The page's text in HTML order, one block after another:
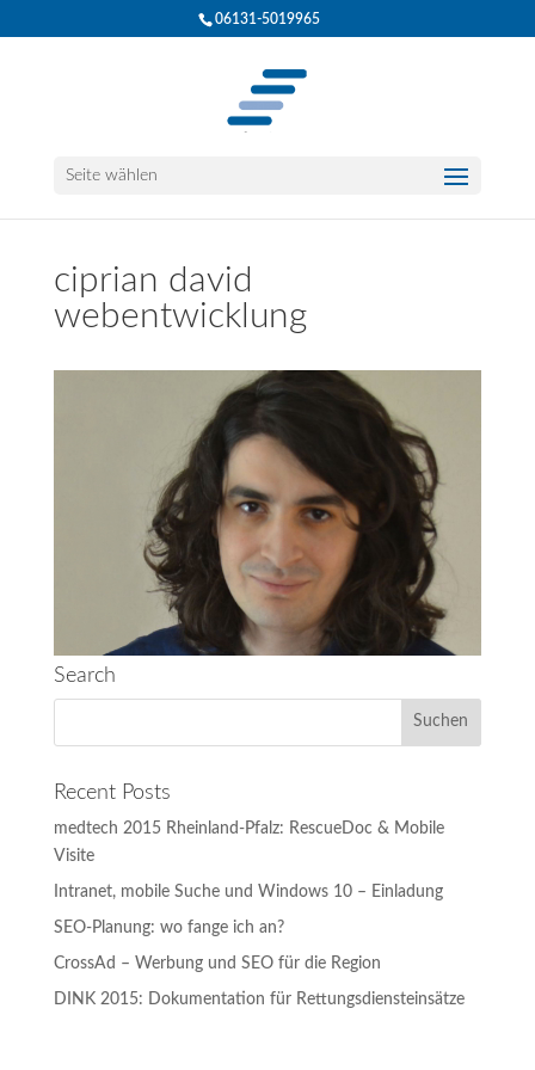
06131-5019965
Seite wählen
ciprian david
webentwicklung
Search
Recent Posts
medtech 2015 Rheinland-Pfalz: RescueDoc & Mobile
Visite
Intranet, mobile Suche und Windows 10 – Einladung
SEO-Planung: wo fange ich an?
CrossAd – Werbung und SEO für die Region
DINK 2015: Dokumentation für Rettungsdiensteinsätze